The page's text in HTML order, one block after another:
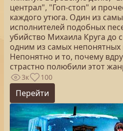
централ", "Гоп-стоп" и
каждого утюга. Один из
исполнителей подобных
убийство Михаила Круга до
одним из самых непонятных
Непонятно и то, почему
страстно полюбили этот
3к 100
Перейти